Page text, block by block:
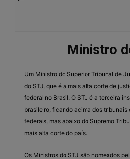
Ministro
Um Ministro do Superior Tribunal de
do STJ, que é a mais alta corte de
federal no Brasil. O STJ é a terceira
brasileiro, ficando acima dos tribunais
federais, mas abaixo do Supremo
mais alta corte do país.
Os Ministros do STJ são nomeados